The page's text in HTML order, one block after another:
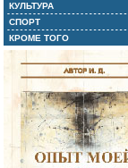
КУЛЬТУРА
СПОРТ
КРОМЕ ТОГО